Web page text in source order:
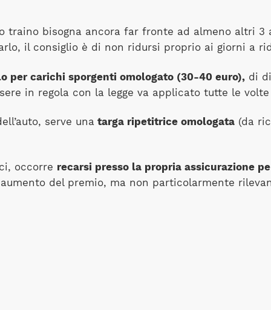
traino bisogna ancora far fronte ad almeno altri
il consiglio è di non ridursi proprio ai giorni a
per carichi sporgenti omologato (30-40 euro), di
in regola con la legge va applicato tutte le
serve una targa ripetitrice omologata (da
occorre recarsi presso la propria assicurazione
del premio, ma non particolarmente